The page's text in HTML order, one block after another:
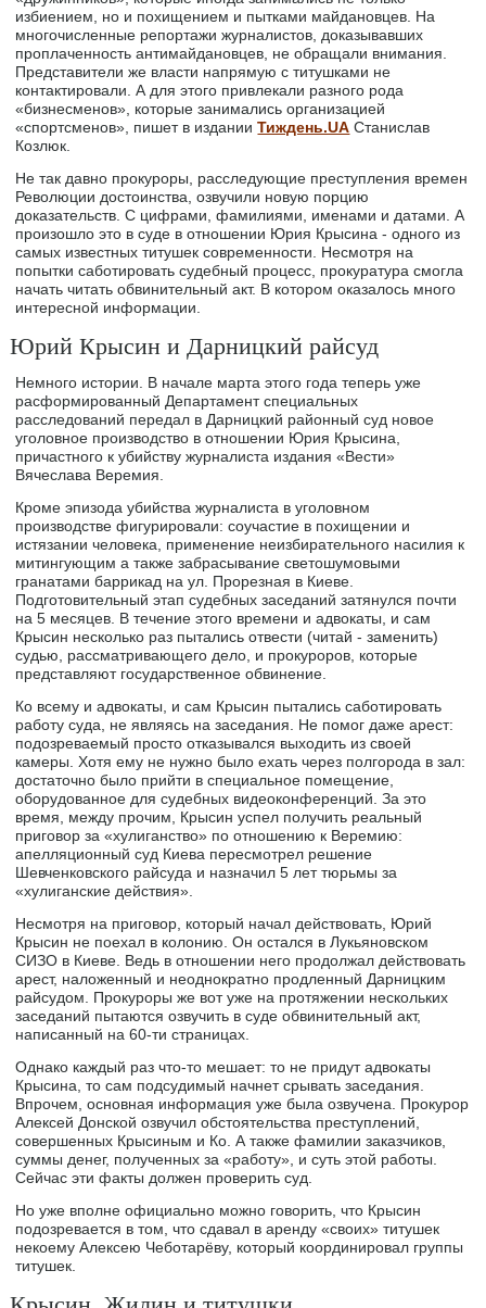
избиением, но и похищением и пытками майдановцев. На
многочисленные репортажи журналистов, доказывавших
проплаченность антимайдановцев, не обращали внимания.
Представители же власти напрямую с титушками не
контактировали. А для этого привлекали разного рода
«бизнесменов», которые занимались организацией
«спортсменов», пишет в изданииТиждень.UA Станислав
Козлюк.
Не так давно прокуроры, расследующие преступления времен
Революции достоинства, озвучили новую порцию
доказательств. С цифрами, фамилиями, именами и датами. А
произошло это в суде в отношении Юрия Крысина - одного из
самых известных титушек современности. Несмотря на
попытки саботировать судебный процесс, прокуратура смогла
начать читать обвинительный акт. В котором оказалось много
интересной информации.
Юрий Крысин и Дарницкий райсуд
Немного истории. В начале марта этого года теперь уже
расформированный Департамент специальных
расследований передал в Дарницкий районный суд новое
уголовное производство в отношении Юрия Крысина,
причастного к убийству журналиста издания «Вести»
Вячеслава Веремия.
Кроме эпизода убийства журналиста в уголовном
производстве фигурировали: соучастие в похищении и
истязании человека, применение неизбирательного насилия к
митингующим а также забрасывание светошумовыми
гранатами баррикад на ул. Прорезная в Киеве.
Подготовительный этап судебных заседаний затянулся почти
на 5 месяцев. В течение этого времени и адвокаты, и сам
Крысин несколько раз пытались отвести (читай - заменить)
судью, рассматривающего дело, и прокуроров, которые
представляют государственное обвинение.
Ко всему и адвокаты, и сам Крысин пытались саботировать
работу суда, не являясь на заседания. Не помог даже арест:
подозреваемый просто отказывался выходить из своей
камеры. Хотя ему не нужно было ехать через полгорода в зал:
достаточно было прийти в специальное помещение,
оборудованное для судебных видеоконференций. За это
время, между прочим, Крысин успел получить реальный
приговор за «хулиганство» по отношению к Веремию:
апелляционный суд Киева пересмотрел решение
Шевченковского райсуда и назначил 5 лет тюрьмы за
«хулиганские действия».
Несмотря на приговор, который начал действовать, Юрий
Крысин не поехал в колонию. Он остался в Лукьяновском
СИЗО в Киеве. Ведь в отношении него продолжал действовать
арест, наложенный и неоднократно продленный Дарницким
райсудом. Прокуроры же вот уже на протяжении нескольких
заседаний пытаются озвучить в суде обвинительный акт,
написанный на 60-ти страницах.
Однако каждый раз что-то мешает: то не придут адвокаты
Крысина, то сам подсудимый начнет срывать заседания.
Впрочем, основная информация уже была озвучена. Прокурор
Алексей Донской озвучил обстоятельства преступлений,
совершенных Крысиным и Ко. А также фамилии заказчиков,
суммы денег, полученных за «работу», и суть этой работы.
Сейчас эти факты должен проверить суд.
Но уже вполне официально можно говорить, что Крысин
подозревается в том, что сдавал в аренду «своих» титушек
некоему Алексею Чеботарёву, который координировал группы
титушек.